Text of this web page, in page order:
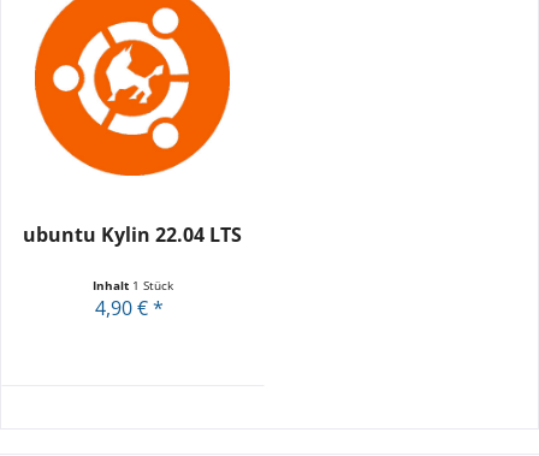
ubuntu Kylin 22.04 LTS
Inhalt 1 Stück
4,90 € *